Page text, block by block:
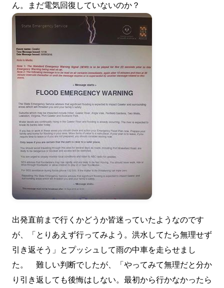
ん。まだ電気回復していないのか？
出発直前まで行くかどうか皆迷っていたようなのです
が、「とりあえず行ってみよう。洪水してたら無理せず
引き返そう」とプッシュして雨の中車を走らせまし
た。 難しい判断でしたが、「やってみて無理だと分か
り引き返しても後悔はしない。最初から行かなかったら